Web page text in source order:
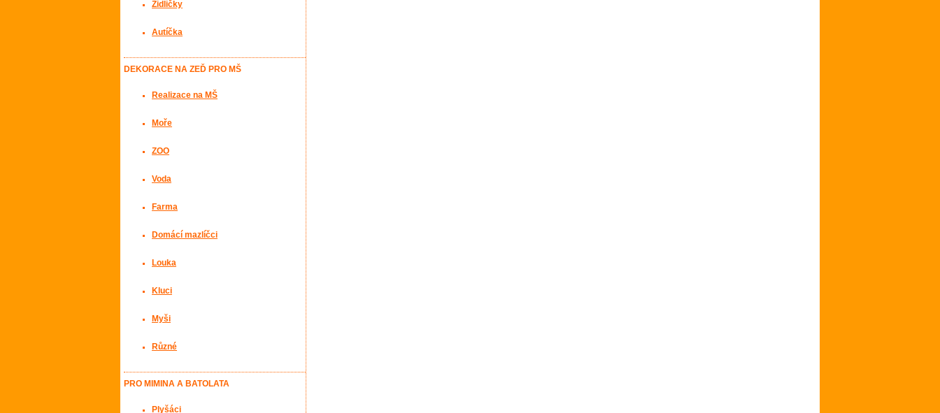
Židličky
Autíčka
DEKORACE NA ZEĎ PRO MŠ
Realizace na MŠ
Moře
ZOO
Voda
Farma
Domácí mazlíčci
Louka
Kluci
Myši
Různé
PRO MIMINA A BATOLATA
Plyšáci